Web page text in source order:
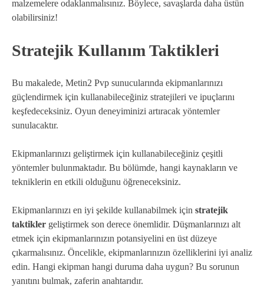
malzemelere odaklanmalısınız. Böylece, savaşlarda daha üstün
olabilirsiniz!
Stratejik Kullanım Taktikleri
Bu makalede, Metin2 Pvp sunucularında ekipmanlarınızı
güçlendirmek için kullanabileceğiniz stratejileri ve ipuçlarını
keşfedeceksiniz. Oyun deneyiminizi artıracak yöntemler
sunulacaktır.
Ekipmanlarınızı geliştirmek için kullanabileceğiniz çeşitli
yöntemler bulunmaktadır. Bu bölümde, hangi kaynakların ve
tekniklerin en etkili olduğunu öğreneceksiniz.
Ekipmanlarınızı en iyi şekilde kullanabilmek için stratejik
taktikler geliştirmek son derece önemlidir. Düşmanlarınızı alt
etmek için ekipmanlarınızın potansiyelini en üst düzeye
çıkarmalısınız. Öncelikle, ekipmanlarınızın özelliklerini iyi analiz
edin. Hangi ekipman hangi duruma daha uygun? Bu sorunun
yanıtını bulmak, zaferin anahtarıdır.